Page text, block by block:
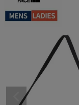
ようこそ ゲスト 様